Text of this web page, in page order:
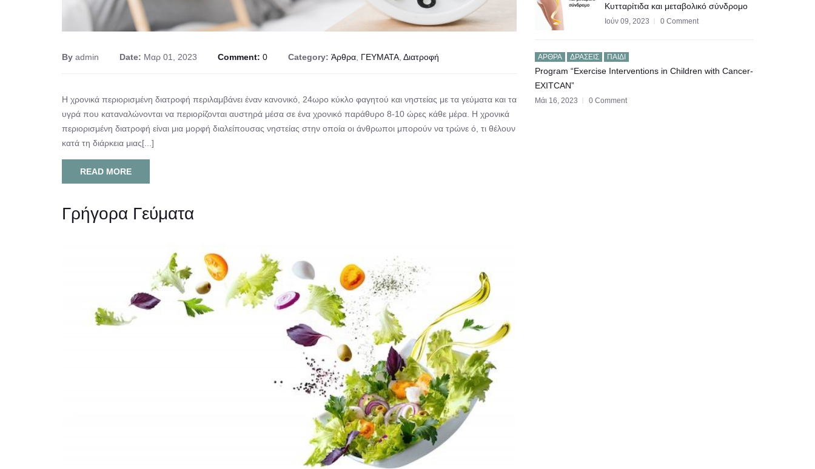
By admin Date: Μαρ 01, 2023 Comment: 0 Category: Άρθρα, ΓΕΥΜΑΤΑ, Διατροφή
Η χρονικά περιορισμένη διατροφή περιλαμβάνει έναν κανονικό, 24ωρο κύκλο φαγητού και νηστείας με τα γεύματα και τα
υγρά που καταναλώνονται να περιορίζονται αυστηρά μέσα σε ένα χρονικό παράθυρο 8-10 ώρες κάθε μέρα. Η χρονικά
περιορισμένη διατροφή είναι μια μορφή διαλείπουσας νηστείας στην οποία οι άνθρωποι μπορούν να τρώνε ό, τι θέλουν
κατά τη διάρκεια μιας[...]
READ MORE
Γρήγορα Γεύματα
Κυτταρίτιδα και μεταβολικό σύνδρομο
Ιούν 09, 2023 0 Comment
ΆΡΘΡΑ ΔΡΆΣΕΙΣ ΠΑΙΔΊ
Program “Exercise Interventions in Children with Cancer-
EXITCAN”
Μάι 16, 2023 0 Comment